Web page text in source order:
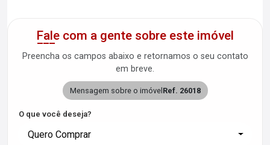
Fale com a gente sobre este imóvel
Preencha os campos abaixo e retornamos o seu contato
em breve.
Mensagem sobre o imóvelRef. 26018
O que você deseja?
Quero Comprar